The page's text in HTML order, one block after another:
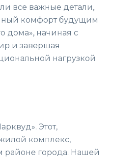
все важные детали,
комфорт будущим
дома», начиная с
и завершая
нагрузкой
Этот,
комплекс,
районе города. Нашей